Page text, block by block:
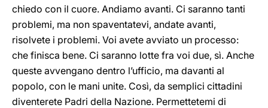
chiedo con il cuore. Andiamo avanti. Ci saranno tanti
problemi, ma non spaventatevi, andate avanti,
risolvete i problemi. Voi avete avviato un processo:
che finisca bene. Ci saranno lotte fra voi due, sì. Anche
queste avvengano dentro l’ufficio, ma davanti al
popolo, con le mani unite. Così, da semplici cittadini
diventerete Padri della Nazione. Permettetemi di